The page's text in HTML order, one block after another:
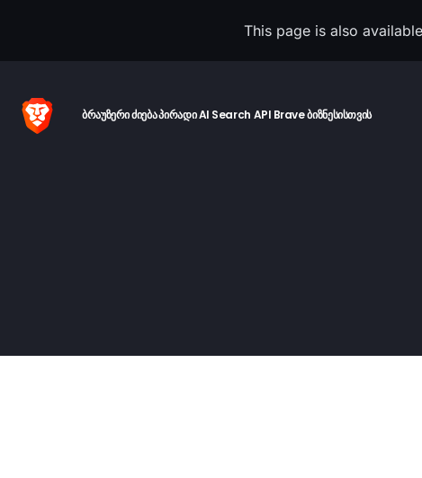
This page is also
ბრაუზერიძიებაპირადი AI Search API Brave ბიზნესისთვის